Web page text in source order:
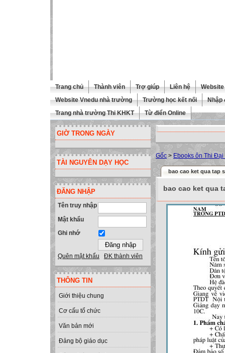
Trang chủ Thành viên Trợ giúp Liên hệ
Website Vnedu nhà trường
Trường học kết nối
Nhập
Trang nhà trường Thi KHKT
Từ điển Online
GIỜ TRONG NGÀY
TÀI NGUYÊN DẠY HỌC
ĐĂNG NHẬP
Tên truy nhập
Mật khẩu
Ghi nhớ
Quên mật khẩu ĐK thành viên
THÔNG TIN
Giới thiệu chung
Cơ cấu tổ chức
Văn bản mới
Đảng bộ giáo dục
Gốc > Ebooks ôn Thi Đại
bao cao ket qua tap
bao cao ket qua